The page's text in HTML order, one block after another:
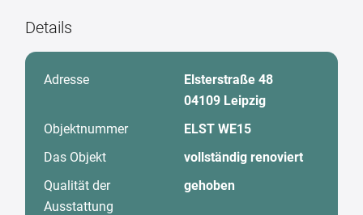
Details
Adresse
Elsterstraße 48
04109 Leipzig
Objektnummer
ELST WE15
Das Objekt
vollständig renoviert
Qualität der
Ausstattung
gehoben